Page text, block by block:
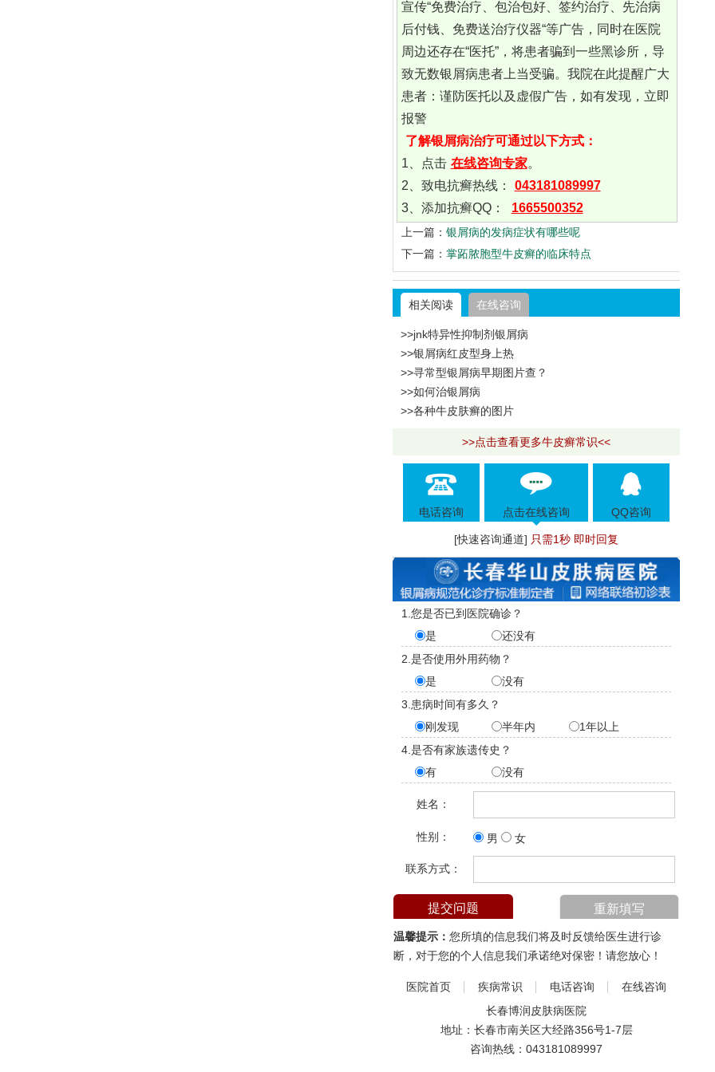
宣传“免费治疗、包治包好、签约治疗、先治病
后付钱、免费送治疗仪器“等广告，同时在医院
周边还存在“医托”，将患者骗到一些黑诊所，导
致无数银屑病患者上当受骗。我院在此提醒广大
患者：谨防医托以及虚假广告，如有发现，立即
报警
了解银屑病治疗可通过以下方式：
1、点击 在线咨询专家。
2、致电抗癣热线：
043181089997
3、添加抗癣QQ：
1665500352
上一篇： 银屑病的发病症状有哪些呢
下一篇： 掌跖脓胞型牛皮癣的临床特点
相关阅读 在线咨询
>>jnk特异性抑制剂银屑病
>>银屑病红皮型身上热
>>寻常型银屑病早期图片查？
>>如何治银屑病
>>各种牛皮肤癣的图片
>>点击查看更多牛皮癣常识<<
电话咨询 点击在线咨询 QQ咨询
[快速咨询通道] 只需1秒 即时回复
1.您是否已到医院确诊？
是
还没有
2.是否使用外用药物？
是
没有
3.患病时间有多久？
刚发现
半年内
1年以上
4.是否有家族遗传史？
有
没有
姓名：
性别： 男 女
联系方式：
温馨提示： 您所填的信息我们将及时反馈给医生进行诊
断，对于您的个人信息我们承诺绝对保密！请您放心！
医院首页 疾病常识 电话咨询
在线咨询
长春博润皮肤病医院
地址：长春市南关区大经路356号1-7层
咨询热线： 043181089997